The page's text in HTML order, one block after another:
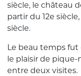
siècle, le château
partir du 12e
siècle.
Le beau temps fut
le plaisir de
entre deux visites.